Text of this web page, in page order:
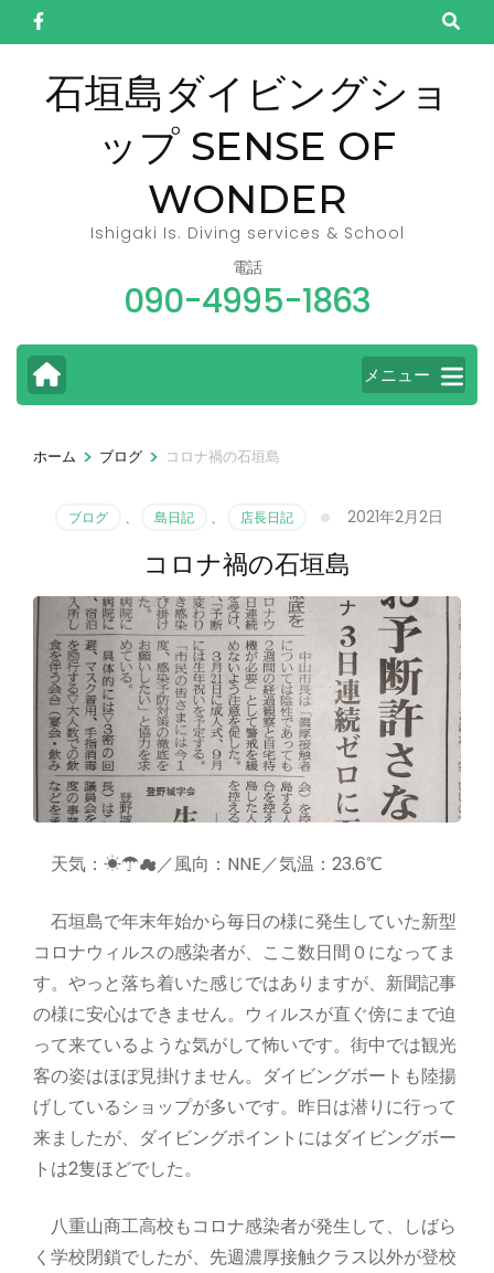
ン
石垣島ダイビングショ
ップ SENSE OF
WONDER
Ishigaki Is. Diving services & School
電話
090-4995-1863
メニュー
ホーム > ブログ > コロナ禍の石垣島
ブログ 、 島日記 、 店長日記 2021年2月2日
コロナ禍の石垣島
天気：☀☂☁／風向：NNE／気温：23.6℃
石垣島で年末年始から毎日の様に発生していた新型
コロナウィルスの感染者が、ここ数日間０になってま
す。やっと落ち着いた感じではありますが、新聞記事
の様に安心はできません。ウィルスが直ぐ傍にまで迫
って来ているような気がして怖いです。街中では観光
客の姿はほぼ見掛けません。ダイビングボートも陸揚
げしているショップが多いです。昨日は潜りに行って
来ましたが、ダイビングポイントにはダイビングボー
トは2隻ほどでした。
八重山商工高校もコロナ感染者が発生して、しばら
く学校閉鎖でしたが、先週濃厚接触クラス以外が登校